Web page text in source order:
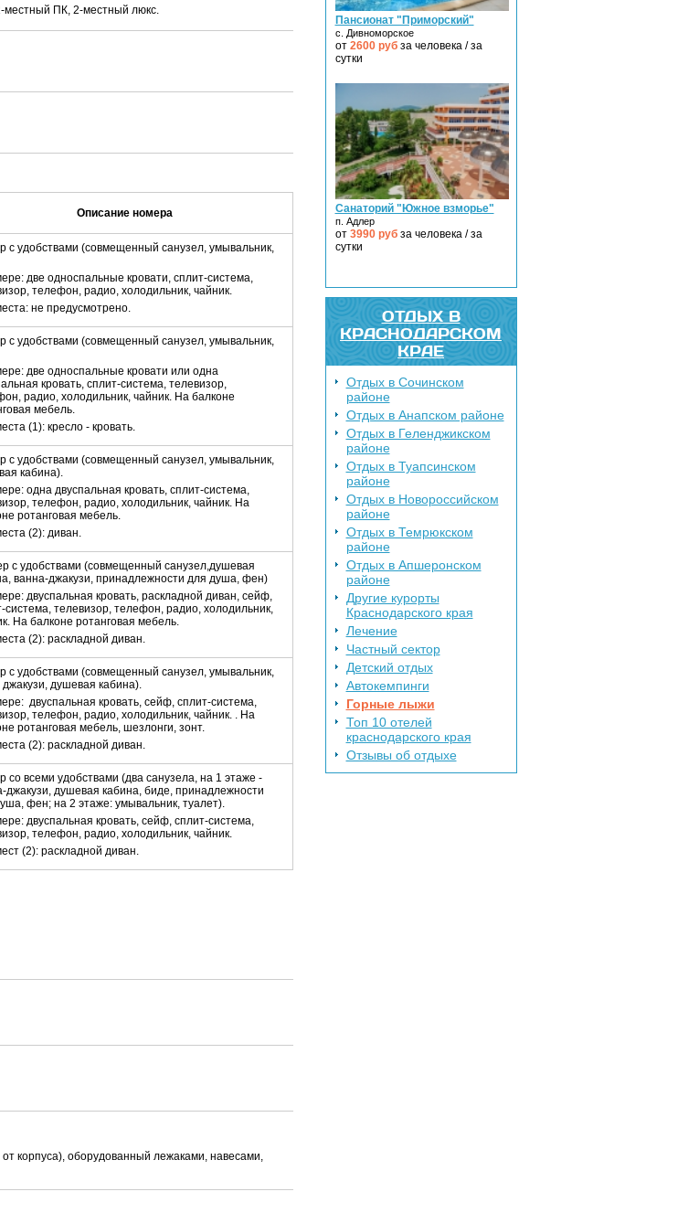
Пансионат "Приморский"
с. Дивноморское
от 2600рубза человека / за
сутки
Санаторий "Южное взморье"
п. Адлер
от 3990рубза человека / за
сутки
ОТДЫХ В
КРАСНОДАРСКОМ
КРАЕ
Отдых в Сочинском
районе
Отдых в Анапском районе
Отдых в Геленджикском
районе
Отдых в Туапсинском
районе
Отдых в Новороссийском
районе
Отдых в Темрюкском
районе
Отдых в Апшеронском
районе
Другие курорты
Краснодарского края
Лечение
Частный сектор
Детский отдых
Автокемпинги
Горные лыжи
Топ 10 отелей
краснодарского края
Отзывы об отдыхе
ПК, 2-местный люкс.
Описание номера
с удобствами (совмещенный санузел, умывальник,
две односпальные кровати, сплит-система,
телефон, радио, холодильник, чайник.
не предусмотрено.
с удобствами (совмещенный санузел, умывальник,
две односпальные кровати или одна
кровать, сплит-система, телевизор,
радио, холодильник, чайник. На балконе
мебель.
(1): кресло - кровать.
с удобствами (совмещенный санузел, умывальник,
кабина).
одна двуспальная кровать, сплит-система,
телефон, радио, холодильник, чайник. На
ротанговая мебель.
(2): диван.
с удобствами (совмещенный санузел,душевая
ванна-джакузи, принадлежности для душа, фен)
двуспальная кровать, раскладной диван, сейф,
система, телевизор, телефон, радио, холодильник,
На балконе ротанговая мебель.
(2): раскладной диван.
с удобствами (совмещенный санузел, умывальник,
душевая кабина).
двуспальная кровать, сейф, сплит-система,
телефон, радио, холодильник, чайник. . На
ротанговая мебель, шезлонги, зонт.
(2): раскладной диван.
со всеми удобствами (два санузела, на 1 этаже -
джакузи, душевая кабина, биде, принадлежности
фен; на 2 этаже: умывальник, туалет).
двуспальная кровать, сейф, сплит-система,
телефон, радио, холодильник, чайник.
(2): раскладной диван.
корпуса), оборудованный лежаками, навесами,